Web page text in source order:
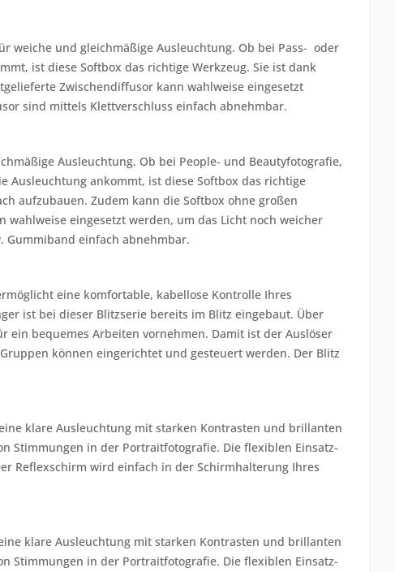
weiche und gleichmäßige Ausleuchtung. Ob bei Pass- oder
ist diese Softbox das richtige Werkzeug. Sie ist dank
Zwischendiffusor kann wahlweise eingesetzt
sind mittels Klettverschluss einfach abnehmbar.
Ausleuchtung. Ob bei People- und Beautyfotografie,
ankommt, ist diese Softbox das richtige
aufzubauen. Zudem kann die Softbox ohne großen
eingesetzt werden, um das Licht noch weicher
Gummiband einfach abnehmbar.
eine komfortable, kabellose Kontrolle Ihres
ist bei dieser Blitzserie bereits im Blitz eingebaut. Über
ein bequemes Arbeiten vornehmen. Damit ist der Auslöser
können eingerichtet und gesteuert werden. Der Blitz
klare Ausleuchtung mit starken Kontrasten und brillanten
Stimmungen in der Portraitfotografie. Die flexiblen Einsatz-
Reflexschirm wird einfach in der Schirmhalterung Ihres
klare Ausleuchtung mit starken Kontrasten und brillanten
Stimmungen in der Portraitfotografie. Die flexiblen Einsatz-